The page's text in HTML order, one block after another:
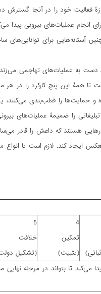
فعالیت خود را در آنجا گسترش
عملیات‌های بیرونی پیدا
برای توانایی‌های
شورش خود به جلو می‌رود، دست به عملیات‌های
تا همۀ این پنج کارکرد را در هر
و حمایت‌ها را قطب‌بندی می‌کنند،
را ضمیمۀ عملیات‌های
هستند که داعش را قادر
ایجاد کند. لازم است تا انواع
4
تمکین
(تثبیت)
5
خلافت
(تشکیل
تا بتواند در مرحله نهایی